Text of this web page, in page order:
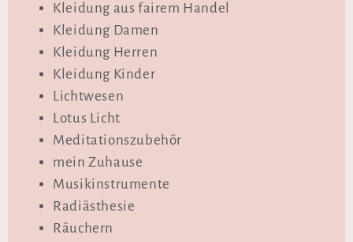
Kleidung aus fairem Handel
Kleidung Damen
Kleidung Herren
Kleidung Kinder
Lichtwesen
Lotus Licht
Meditationszubehör
mein Zuhause
Musikinstrumente
Radiästhesie
Räuchern